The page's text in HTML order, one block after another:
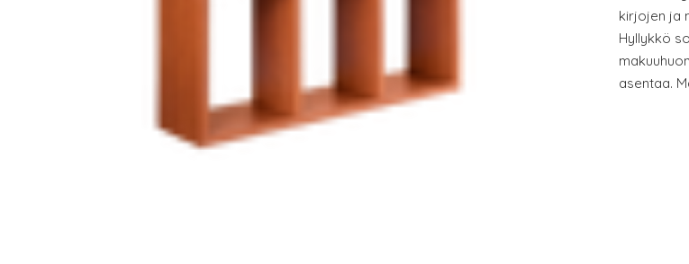
kirjojen ja
Hyllykkö
asentaa.